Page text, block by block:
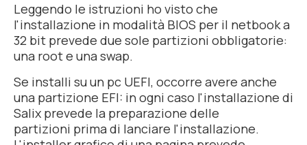
Leggendo le istruzioni ho visto che
l'installazione in modalità BIOS per il netbook a
32 bit prevede due sole partizioni obbligatorie:
una roote una swap.
Se installi su un pc UEFI, occorre avere anche
una partizione EFI: in ogni caso l'installazione di
Salix prevede la preparazione delle
partizioni prima di lanciare l'installazione.